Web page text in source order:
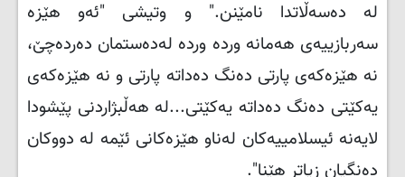
لە دەسەڵاتدا نامێنن." و وتیشی "ئەو هێزە
سەربازییەی هەمانە وردە وردە لەدەستمان دەردەچێ،
نە هێزەکەی پارتی دەنگ دەداتە پارتی و نە هێزەکەی
یەکێتی دەنگ دەداتە یەکێتی...لە هەڵبژاردنی پێشودا
لایەنە ئیسلامییەکان لەناو هێزەکانی ئێمە لە دووکان
دەنگیان زیاتر هێنا."